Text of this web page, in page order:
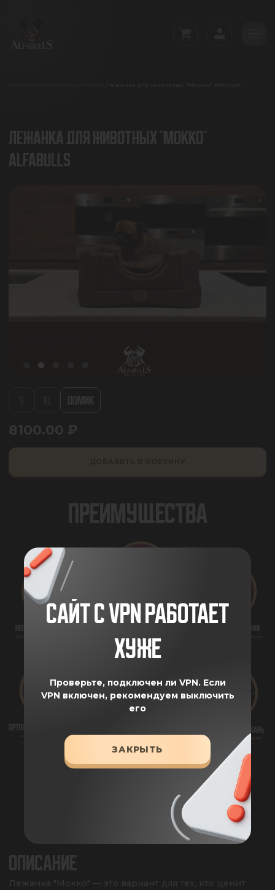
Лежанка для животных "Мокко" AlfaBulls
ЛЕЖАНКА ДЛЯ ЖИВОТНЫХ "МОККО"
ALFABULLS
ДОМИК
8100.00 ₽
ПРЕИМУЩЕСТВА
ХАРАКТЕРИСТИКИ
ОПИСАНИЕ
Лежанка "Мокко" — это вариант для тех, кто ценит
САЙТ С VPN РАБОТАЕТ
ХУЖЕ
Проверьте, подключен ли VPN. Если
VPN включен, рекомендуем выключить
его
ЗАКРЫТЬ